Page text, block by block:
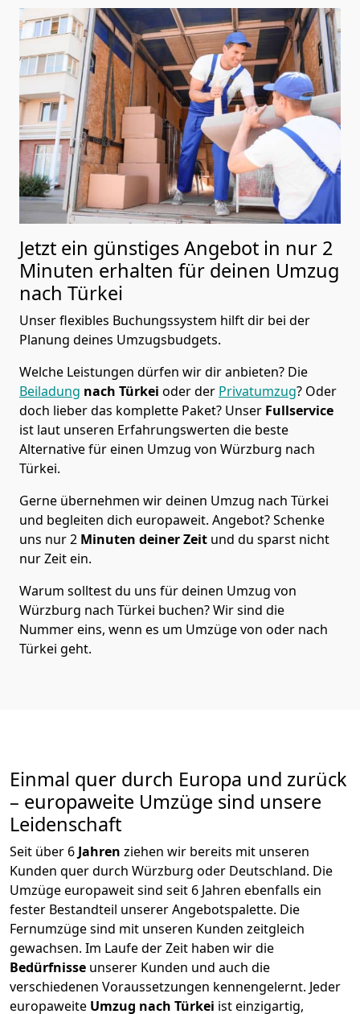
Jetzt ein günstiges Angebot in nur 2
Minuten erhalten für deinen Umzug
nach Türkei
Unser flexibles Buchungssystem hilft dir bei der
Planung deines Umzugsbudgets.
Welche Leistungen dürfen wir dir anbieten? Die
Beiladung nach Türkei oder der Privatumzug? Oder
doch lieber das komplette Paket? Unser Fullservice
ist laut unseren Erfahrungswerten die beste
Alternative für einen Umzug von Würzburg nach
Türkei.
Gerne übernehmen wir deinen Umzug nach Türkei
und begleiten dich europaweit. Angebot? Schenke
uns nur2 Minuten deiner Zeit und du sparst nicht
nur Zeit ein.
Warum solltest du uns für deinen Umzug von
Würzburg nach Türkei buchen? Wir sind die
Nummer eins, wenn es um Umzüge von oder nach
Türkei geht.
Einmal quer durch Europa und zurück
– europaweite Umzüge sind unsere
Leidenschaft
Seit über 6 Jahren ziehen wir bereits mit unseren
Kunden quer durch Würzburg oder Deutschland. Die
Umzüge europaweit sind seit 6 Jahren ebenfalls ein
fester Bestandteil unserer Angebotspalette. Die
Fernumzüge sind mit unseren Kunden zeitgleich
gewachsen. Im Laufe der Zeit haben wir die
Bedürfnisse unserer Kunden und auch die
verschiedenen Voraussetzungen kennengelernt. Jeder
europaweite Umzug nach Türkei ist einzigartig,